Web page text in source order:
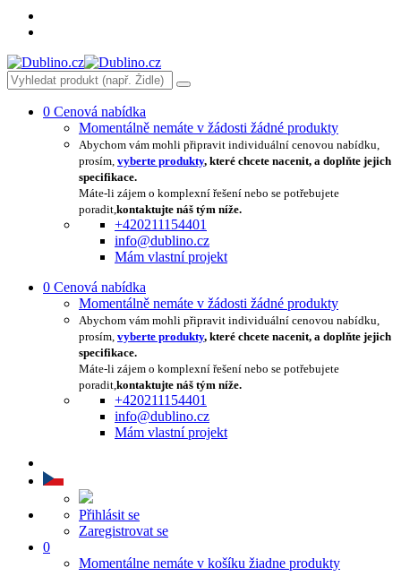
0 Cenová nabídka
Momentálně nemáte v žádosti žádné produkty
Abychom vám mohli připravit individuální cenovou nabídku,
prosím, vyberte produkty, které chcete nacenit, a doplňte jejich
specifikace.
Máte-li zájem o komplexní řešení nebo se potřebujete
poradit,kontaktujte náš tým níže.
+420211154401
info@dublino.cz
Mám vlastní projekt
0 Cenová nabídka
Momentálně nemáte v žádosti žádné produkty
Abychom vám mohli připravit individuální cenovou nabídku,
prosím, vyberte produkty, které chcete nacenit, a doplňte jejich
specifikace.
Máte-li zájem o komplexní řešení nebo se potřebujete
poradit,kontaktujte náš tým níže.
+420211154401
info@dublino.cz
Mám vlastní projekt
Přihlásit se
Zaregistrovat se
0
Momentálne nemáte v košíku žiadne produkty